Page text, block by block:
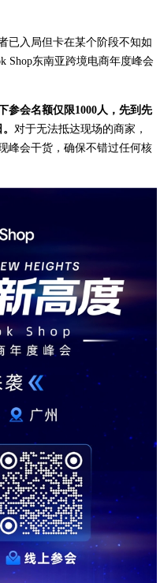
已入局但卡在某个阶段不知如
Shop东南亚跨境电商年度峰会
参会名额仅限1000人，先到先
。对于无法抵达现场的商家，
峰会干货，确保不错过任何核